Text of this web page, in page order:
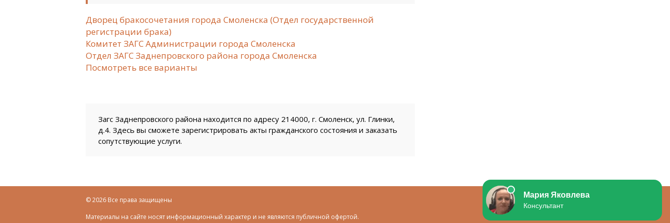
Дворец бракосочетания города Смоленска (Отдел государственной
регистрации брака)
Комитет ЗАГС Администрации города Смоленска
Отдел ЗАГС Заднепровского района города Смоленска
Посмотреть все варианты
Загс Заднепровского района находится по адресу 214000, г. Смоленск, ул. Глинки,
д.4. Здесь вы сможете зарегистрировать акты гражданского состояния и заказать
сопутствующие услуги.
© 2026 Все права защищены ОБРАТНАЯ СВЯЗЬ
Материалы на сайте носят информационный характер и не являются публичной офертой.